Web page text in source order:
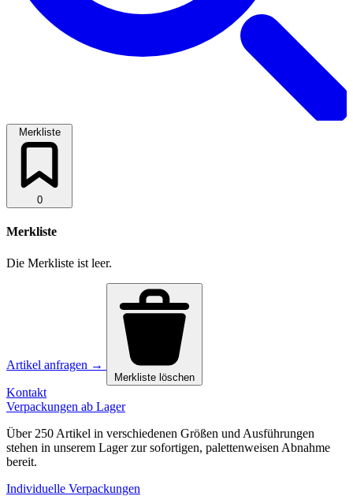
Merkliste
0
Merkliste
Die Merkliste ist leer.
Artikel anfragen →
Merkliste löschen
Kontakt
Verpackungen ab Lager
Über 250 Artikel in verschiedenen Größen und Ausführungen
stehen in unserem Lager zur sofortigen, palettenweisen Abnahme
bereit.
Individuelle Verpackungen